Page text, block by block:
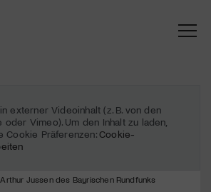
externer Videoinhalt (z. B. von den
oder Vimeo). Um den Inhalt zu laden,
Cookie Präferenzen:Cookie-
Jussen des Bayrischen Rundfunks